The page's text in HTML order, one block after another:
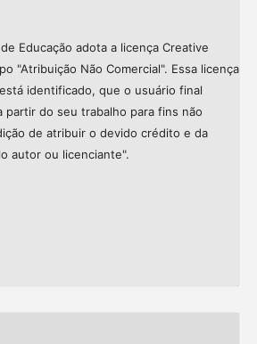
Educação adota a licença Creative
"Atribuição Não Comercial". Essa licença
identificado, que o usuário final
partir do seu trabalho para fins não
de atribuir o devido crédito e da
autor ou licenciante".